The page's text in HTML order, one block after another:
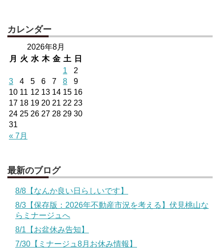
カレンダー
2026年8月
月
火 水 木 金 土 日
« 7月
1
2
3
4 5 6 7 8
9
10 11 12 13 14 15 16
17 18 19 20 21 22 23
24 25 26 27 28 29 30
31
最新のブログ
8/8【なんか良い日らしいです】
8/3【保存版：2026年不動産市況を考える】伏見桃山な
らミナージュへ
8/1【お盆休み告知】
7/30【ミナージュ8月お休み情報】